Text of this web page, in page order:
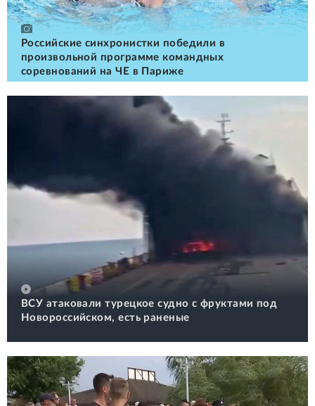
Российские cинхронистки победили в
произвольной программе командных
соревнований на ЧЕ в Париже
ВСУ атаковали турецкое судно с фруктами под
Новороссийском, есть раненые